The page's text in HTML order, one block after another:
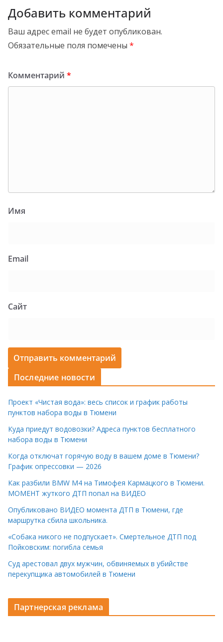
Добавить комментарий
Ваш адрес email не будет опубликован.
Обязательные поля помечены *
Комментарий *
Имя
Email
Сайт
Последние новости
Проект «Чистая вода»: весь список и график работы
пунктов набора воды в Тюмени
Куда приедут водовозки? Адреса пунктов бесплатного
набора воды в Тюмени
Когда отключат горячую воду в вашем доме в Тюмени?
График опрессовки — 2026
Как разбили BMW M4 на Тимофея Кармацкого в Тюмени.
МОМЕНТ жуткого ДТП попал на ВИДЕО
Опубликовано ВИДЕО момента ДТП в Тюмени, где
маршрутка сбила школьника.
«Собака никого не подпускает». Смертельное ДТП под
Пойковским: погибла семья
Суд арестовал двух мужчин, обвиняемых в убийстве
перекупщика автомобилей в Тюмени
Партнерская реклама